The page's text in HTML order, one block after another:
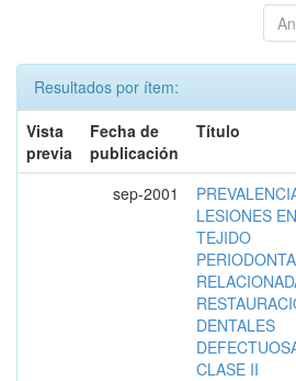
Resultados por ítem:
Vista
previa
Fecha de
publicación
Título
sep-2001
LESIONES
TEJIDO
DENTALES
CLASE II